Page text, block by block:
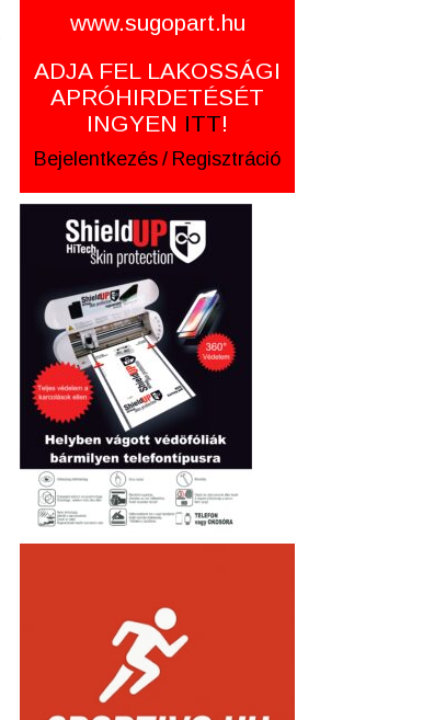
www.sugopart.hu
ADJA FEL LAKOSSÁGI
APRÓHIRDETÉSÉT
INGYEN ITT!
Bejelentkezés / Regisztráció